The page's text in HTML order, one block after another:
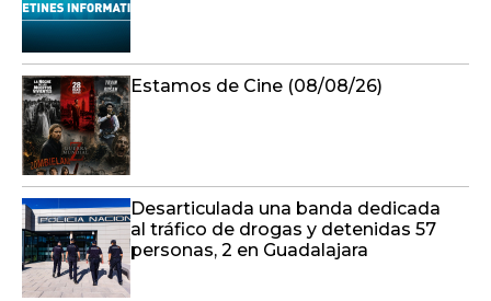
Estamos de Cine (08/08/26)
Desarticulada una banda dedicada
al tráfico de drogas y detenidas 57
personas, 2 en Guadalajara